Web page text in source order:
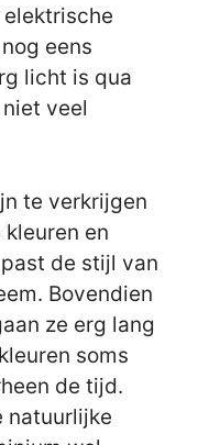
eens
licht is qua
veel
te verkrijgen
en
de stijl van
Bovendien
ze erg lang
soms
de tijd.
natuurlijke